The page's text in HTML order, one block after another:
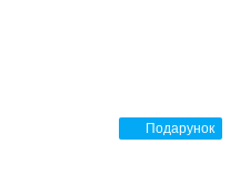
Подарунок